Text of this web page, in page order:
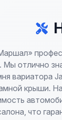
отлично
вариатора
крыши.
что